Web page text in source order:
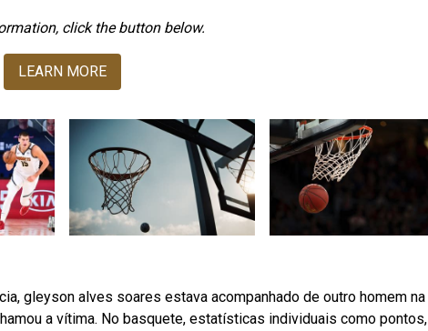
click the button below.
LEARN MORE
gleyson alves soares estava acompanhado de outro homem na
a vítima. No basquete, estatísticas individuais como pontos,